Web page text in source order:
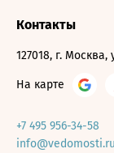
Контакты
127018, г. Москва,
На карте
+7 495 956-34-58
info@vedomosti.ru